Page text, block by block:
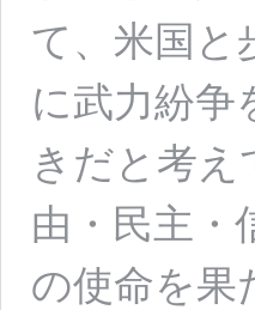
て、米国と
に武力紛争
きだと考
由・民主・
の使命を果